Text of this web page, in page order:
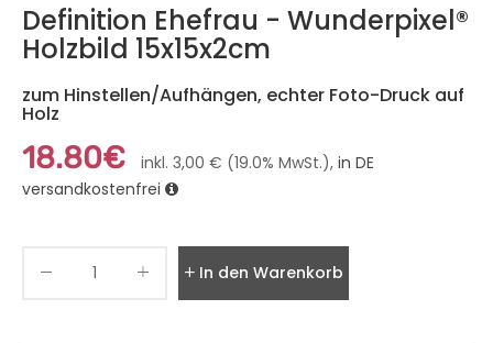
Definition Ehefrau - Wunderpixel®
Holzbild 15x15x2cm
zum Hinstellen/Aufhängen, echter Foto-Druck auf
Holz
18.80€ inkl. 3,00 € (19.0% MwSt.), in DE
versandkostenfrei
In den Warenkorb legen